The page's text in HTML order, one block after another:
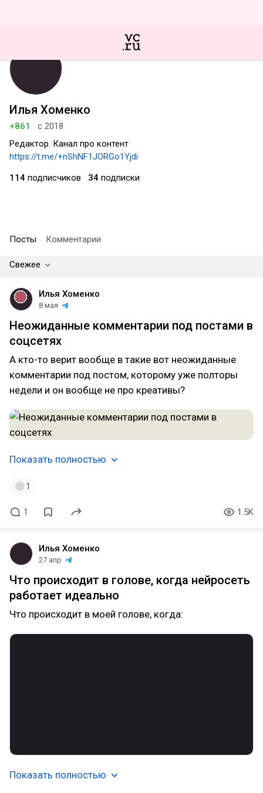
Илья Хоменко
+861
с 2018
Редактор. Канал про контент
https://t.me/+nShNF1JORGo1Yjdi
114 подписчиков 34 подписки
Посты Комментарии
Свежее
Илья Хоменко
8 мая
Неожиданные комментарии под постами в
соцсетях
А кто-то верит вообще в такие вот неожиданные
комментарии под постом, которому уже полторы
недели и он вообще не про креативы?
Показать полностью
1
1 1.5K
Илья Хоменко
27 апр
Что происходит в голове, когда нейросеть
работает идеально
Что происходит в моей голове, когда:
Показать полностью